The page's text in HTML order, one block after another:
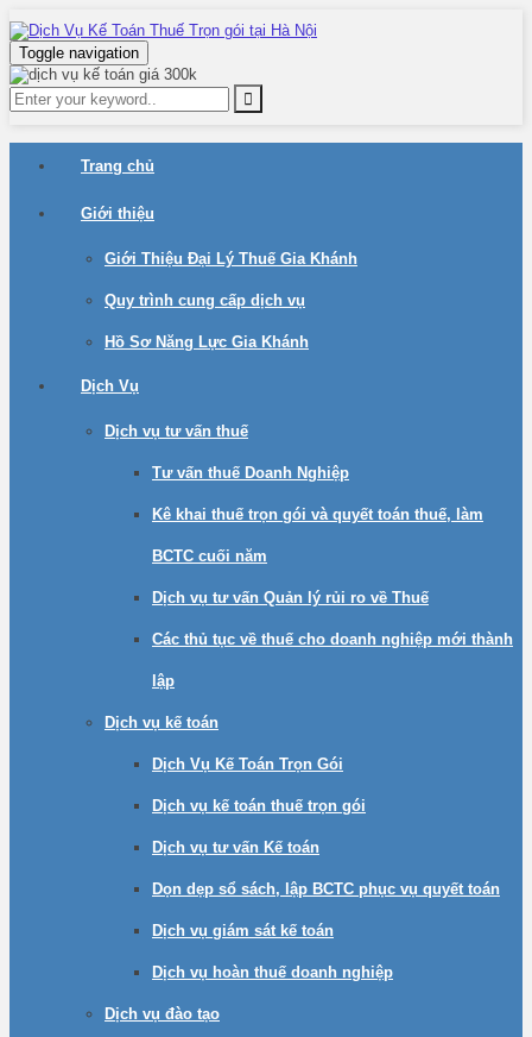
Toggle navigation
Trang chủ
Giới thiệu
Giới Thiệu Đại Lý Thuế Gia Khánh
Quy trình cung cấp dịch vụ
Hồ Sơ Năng Lực Gia Khánh
Dịch Vụ
Dịch vụ tư vấn thuế
Tư vấn thuế Doanh Nghiệp
Kê khai thuế trọn gói và quyết toán thuế, làm
BCTC cuối năm
Dịch vụ tư vấn Quản lý rủi ro về Thuế
Các thủ tục về thuế cho doanh nghiệp mới thành
lập
Dịch vụ kế toán
Dịch Vụ Kế Toán Trọn Gói
Dịch vụ kế toán thuế trọn gói
Dịch vụ tư vấn Kế toán
Dọn dẹp sổ sách, lập BCTC phục vụ quyết toán
Dịch vụ giám sát kế toán
Dịch vụ hoàn thuế doanh nghiệp
Dịch vụ đào tạo